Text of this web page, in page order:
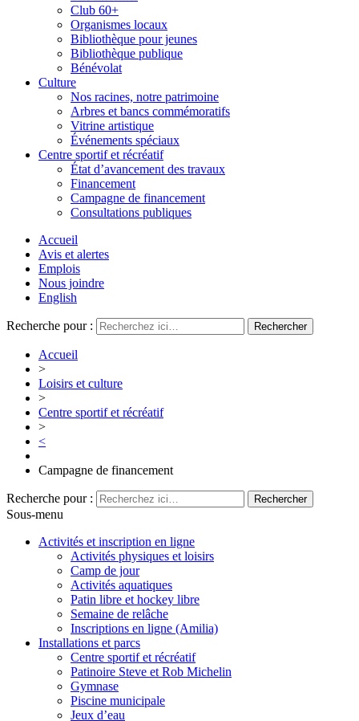
Club 60+
Organismes locaux
Bibliothèque pour jeunes
Bibliothèque publique
Bénévolat
Culture
Nos racines, notre patrimoine
Arbres et bancs commémoratifs
Vitrine artistique
Événements spéciaux
Centre sportif et récréatif
État d’avancement des travaux
Financement
Campagne de financement
Consultations publiques
Accueil
Avis et alertes
Emplois
Nous joindre
English
Recherche pour :
Accueil
>
Loisirs et culture
>
Centre sportif et récréatif
>
<
Campagne de financement
Recherche pour :
Sous-menu
Activités et inscription en ligne
Activités physiques et loisirs
Camp de jour
Activités aquatiques
Patin libre et hockey libre
Semaine de relâche
Inscriptions en ligne (Amilia)
Installations et parcs
Centre sportif et récréatif
Patinoire Steve et Rob Michelin
Gymnase
Piscine municipale
Jeux d’eau